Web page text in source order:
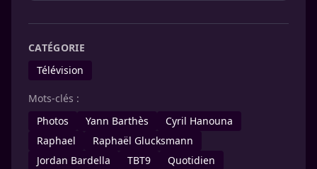
CATÉGORIE
Télévision
Mots-clés :
Photos
Yann Barthès
Cyril Hanouna
Raphael
Raphaël Glucksmann
Jordan Bardella
TBT9 Quotidien